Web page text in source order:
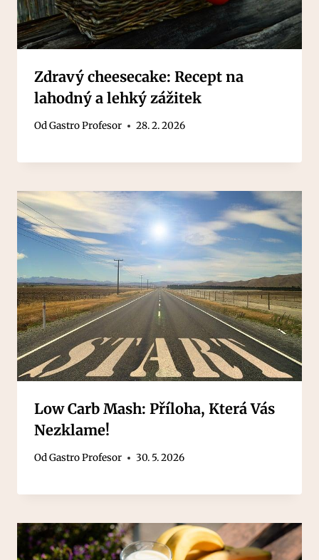
Zdravý cheesecake: Recept na
lahodný a lehký zážitek
OdGastro Profesor 28. 2. 2026
Low Carb Mash: Příloha, Která Vás
Nezklame!
OdGastro Profesor 30. 5. 2026